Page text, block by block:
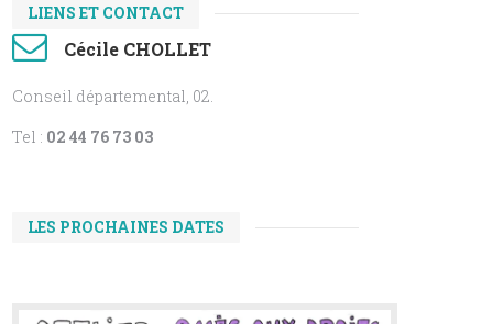
LIENS ET CONTACT
Cécile CHOLLET
Conseil départemental, 02.
Tel : 02 44 76 73 03
LES PROCHAINES DATES